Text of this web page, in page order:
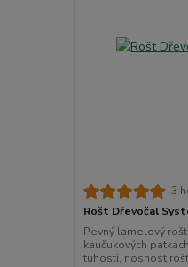
3
Rošt Dřevočal
Pevný lamelový
kaučukových
tuhosti, nosnost